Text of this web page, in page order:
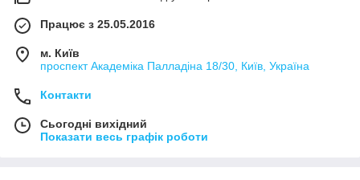
Працює з 25.05.2016
м. Київ
проспект Академіка Палладіна 18/30, Київ, Україна
Контакти
Сьогодні вихідний
Показати весь графік роботи